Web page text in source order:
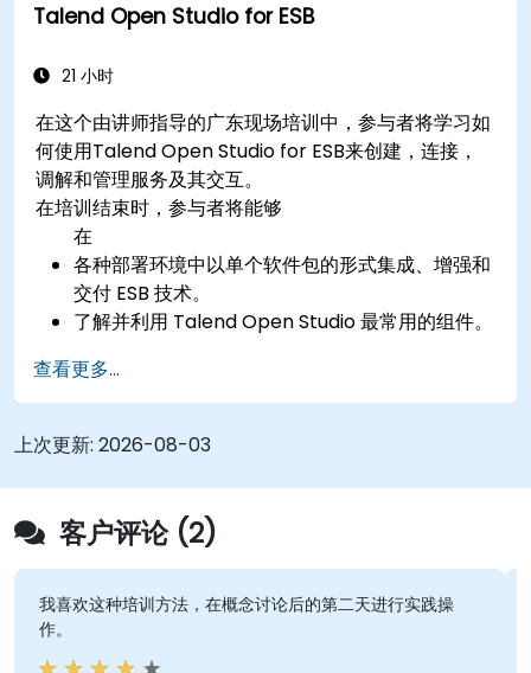
Talend Open Studio for ESB
21 小时
在这个由讲师指导的广东现场培训中，参与者将学习如
何使用Talend Open Studio for ESB来创建，连接，
调解和管理服务及其交互。
在培训结束时，参与者将能够
在
各种部署环境中以单个软件包的形式集成、增强和
交付 ESB 技术。
了解并利用 Talend Open Studio 最常用的组件。
无缝集成异构系统和应用程序。
嵌入现有的 Java 代码库以扩展项目。
利用社区组件和代码来扩展项目。
和数据源。
通过生成优化的、可重用的代码来减少开发时间和
维护成本。
查看更多...
上次更新: 2026-08-03
客户评论 (2)
我喜欢这种培训方法，在概念讨论后的第二天进行实践操
作。